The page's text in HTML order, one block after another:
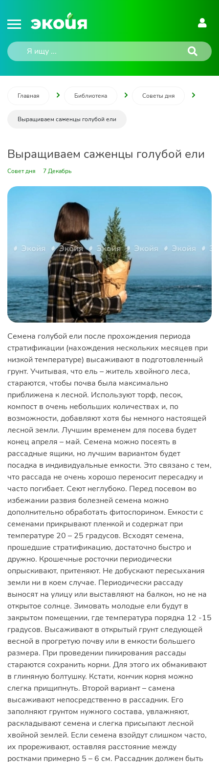
Главная Библиотека Советы дня
Выращиваем саженцы голубой ели
Выращиваем саженцы голубой ели
Совет дня 7 Декабрь
Семена голубой ели после прохождения периода
стратификации (нахождения нескольких месяцев при
низкой температуре) высаживают в подготовленный
грунт. Учитывая, что ель – житель хвойного леса,
стараются, чтобы почва была максимально
приближена к лесной. Используют торф, песок,
компост в очень небольших количествах и, по
возможности, добавляют хотя бы немного настоящей
лесной земли. Лучшим временем для посева будет
конец апреля – май. Семена можно посеять в
рассадные ящики, но лучшим вариантом будет
посадка в индивидуальные емкости. Это связано с тем,
что рассада не очень хорошо переносит пересадку и
часто погибает. Сеют неглубоко. Перед посевом во
избежании развия болезней семена можно
дополнительно обработать фитоспорином. Емкости с
семенами прикрывают пленкой и содержат при
температуре 20 – 25 градусов. Всходят семена,
прошедшие стратификацию, достаточно быстро и
дружно. Крошечные росточки периодически
опрыскивают, притеняют. Не добускают пересыхания
земли ни в коем случае. Периодически рассаду
выносят на улицу или выставляют на балкон, но не на
открытое солнце. Зимовать молодые ели будут в
закрытом помещении, где температура порядка 12 -15
градусов. Высаживают в открытый грунт следующей
весной в прогретую почву или в емкости большего
размера. При проведении пикирования рассады
стараются сохранить корни. Для этого их обмакивают
в глиняную болтушку. Кстати, кончик корня можно
слегка прищипнуть. Второй вариант – самена
высаживают непосредственно в рассадник. Его
заполняют грунтом нужного состава, увлажняют,
раскладывают семена и слегка присыпают лесной
хвойной землей. Если семена взойдут слишком часто,
их прореживают, оставляя расстояние между
ростками примерно 5 – 6 см. Рассадник должен быть